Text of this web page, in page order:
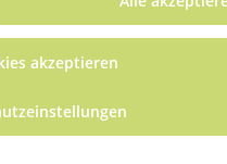
akzeptieren